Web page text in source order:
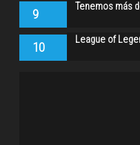
9 Tenemos más
10 League of